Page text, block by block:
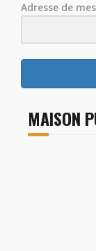
Adresse de
MAISON